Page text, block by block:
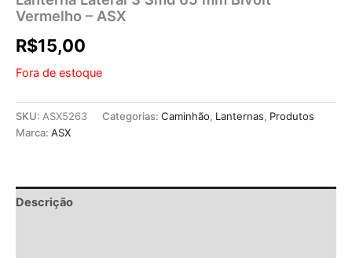
Vermelho – ASX
R$15,00
Fora de estoque
SKU: ASX5263 Categorias: Caminhão, Lanternas, Produtos
Marca: ASX
Descrição